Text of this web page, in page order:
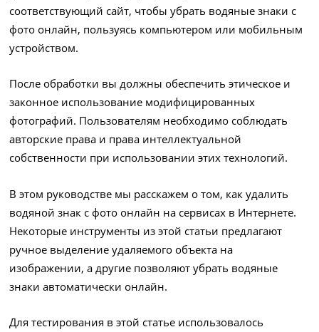
соответствующий сайт, чтобы убрать водяные знаки с
фото онлайн, пользуясь компьютером или мобильным
устройством.
После обработки вы должны обеспечить этическое и
законное использование модифицированных
фотографий. Пользователям необходимо соблюдать
авторские права и права интеллектуальной
собственности при использовании этих технологий.
В этом руководстве мы расскажем о том, как удалить
водяной знак с фото онлайн на сервисах в Интернете.
Некоторые инструменты из этой статьи предлагают
ручное выделение удаляемого объекта на
изображении, а другие позволяют убрать водяные
знаки автоматически онлайн.
Для тестирования в этой статье использовалось